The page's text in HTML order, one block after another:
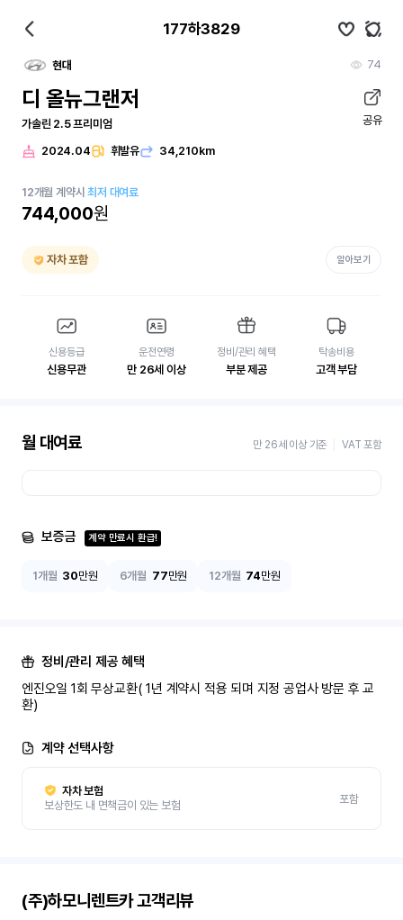
177하3829
현대 74
디 올뉴그랜저
가솔린 2.5 프리미엄 공유
2024.04 휘발유 34,210km
12개월 계약시최저 대여료
744,000원
자차 포함 알아보기
신용등급
신용무관
운전연령
만 26세 이상
정비/관리 혜택
부분 제공
탁송비용
고객 부담
월 대여료 만 26세 이상 기준 VAT 포함
보증금 계약 만료시 환급!
1개월 30만원 6개월 77만원 12개월 74만원
정비/관리 제공 혜택
엔진오일 1회 무상교환( 1년 계약시 적용 되며 지정 공업사 방문 후 교
환)
계약 선택사항
자차 보험
보상한도 내 면책금이 있는 보험
포함
(주)하모니렌트카고객리뷰